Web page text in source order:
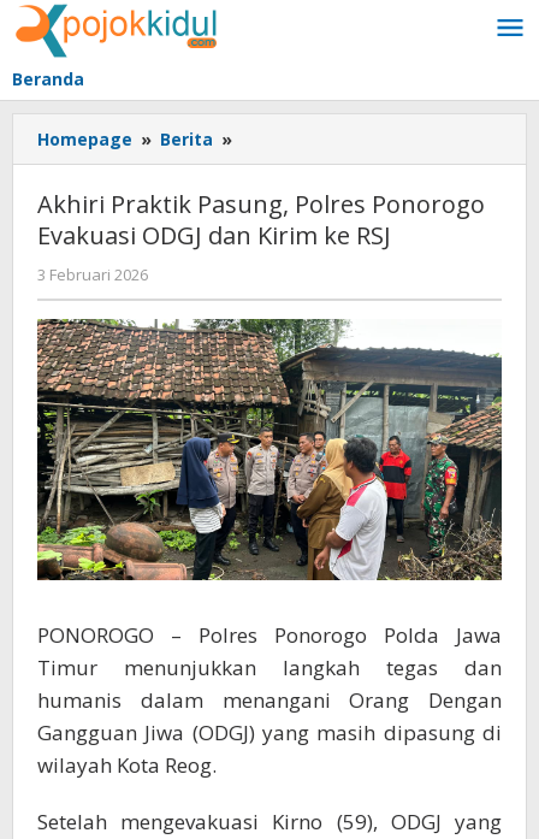
Lewati
ke
konten
Beranda
Homepage » Berita »
Praktik
Polres
Ponorogo
dan
Kirim
ke
RSJ
Akhiri Praktik Pasung, Polres Ponorogo
Evakuasi ODGJ dan Kirim ke RSJ
3 Februari 2026
BangAdmin
PONOROGO – Polres Ponorogo Polda Jawa
Timur menunjukkan langkah tegas dan
humanis dalam menangani Orang Dengan
Gangguan Jiwa (ODGJ) yang masih dipasung di
wilayah Kota Reog.
Setelah mengevakuasi Kirno (59), ODGJ yang